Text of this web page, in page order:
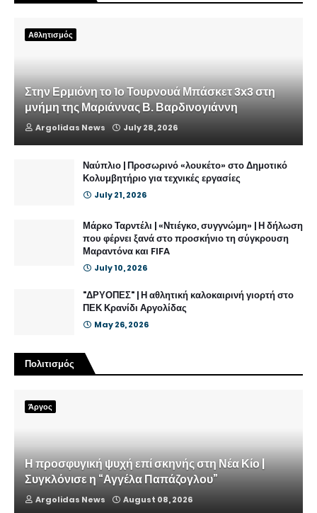
Αθλητισμός
Στην Ερμιόνη το 1ο Τουρνουά Μπάσκετ 3x3 στη
μνήμη της Μαριάννας Β. Βαρδινογιάννη
Argolidas News July 28, 2026
Ναύπλιο | Προσωρινό «λουκέτο» στο Δημοτικό
Κολυμβητήριο για τεχνικές εργασίες
July 21, 2026
Μάρκο Ταρντέλι | «Ντιέγκο, συγγνώμη» | Η δήλωση
που φέρνει ξανά στο προσκήνιο τη σύγκρουση
Μαραντόνα και FIFA
July 10, 2026
"ΔΡΥΟΠΕΣ" | Η αθλητική καλοκαιρινή γιορτή στο
ΠΕΚ Κρανίδι Αργολίδας
May 26, 2026
Πολιτισμός
Άργος
Η προσφυγική ψυχή επί σκηνής στη Νέα Κίο |
Συγκλόνισε η “Αγγέλα Παπάζογλου”
Argolidas News August 08, 2026